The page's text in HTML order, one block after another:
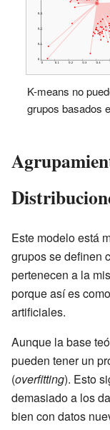
K-means no
grupos basados
Este modelo está
grupos se definen
pertenecen a la
porque así es
artificiales.
Aunque la base
pueden tener un
(overfitting). Esto
demasiado a los
bien con datos